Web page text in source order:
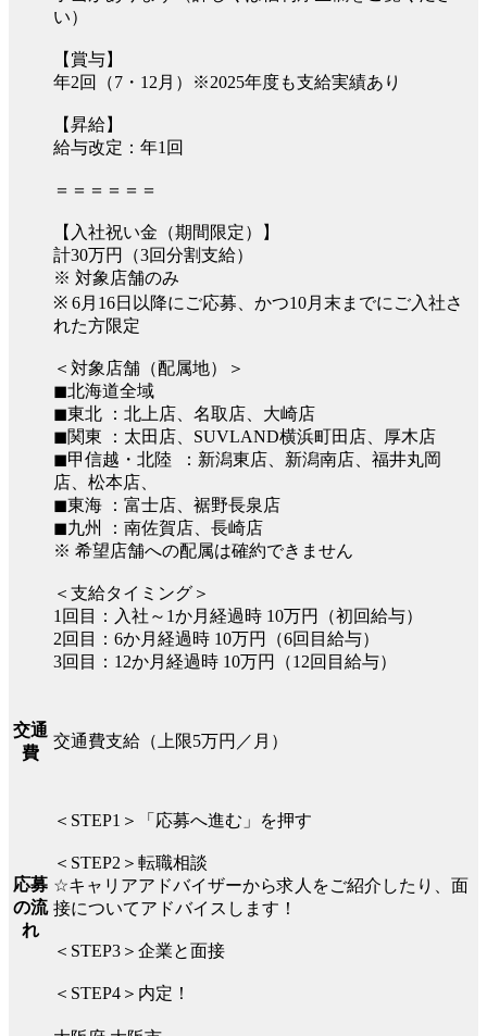
い）
【賞与】
年2回（7・12月）※2025年度も支給実績あり
【昇給】
給与改定：年1回
＝＝＝＝＝＝
【入社祝い金（期間限定）】
計30万円（3回分割支給）
※ 対象店舗のみ
※ 6月16日以降にご応募、かつ10月末までにご入社さ
れた方限定
＜対象店舗（配属地）＞
◼︎北海道全域
◼︎東北 ：北上店、名取店、大崎店
◼︎関東 ：太田店、SUVLAND横浜町田店、厚木店
◼︎甲信越・北陸 ：新潟東店、新潟南店、福井丸岡
店、松本店、
◼︎東海 ：富士店、裾野長泉店
◼︎九州 ：南佐賀店、長崎店
※ 希望店舗への配属は確約できません
＜支給タイミング＞
1回目：入社～1か月経過時 10万円（初回給与）
2回目：6か月経過時 10万円（6回目給与）
3回目：12か月経過時 10万円（12回目給与）
交通
費
交通費支給（上限5万円／月）
応募
の流
れ
＜STEP1＞「応募へ進む」を押す
＜STEP2＞転職相談
☆キャリアアドバイザーから求人をご紹介したり、面
接についてアドバイスします！
＜STEP3＞企業と面接
＜STEP4＞内定！